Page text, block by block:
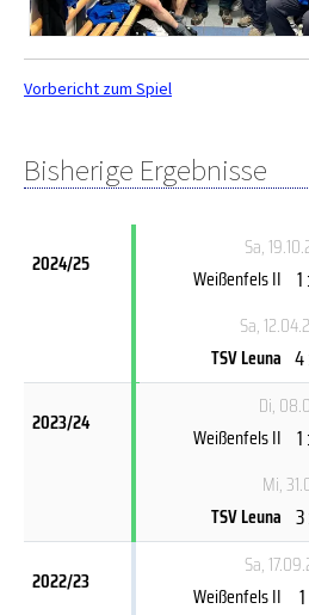
Vorbericht zum Spiel
Bisherige Ergebnisse
2024/25
Sa,
Weißenfels II
Sa,
TSV Leuna 4
2023/24
Di,
Weißenfels II
Mi,
TSV Leuna
2022/23
Sa,
Weißenfels II